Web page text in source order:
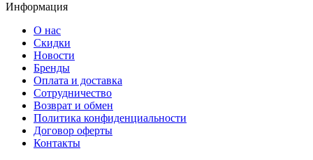
Информация
О нас
Скидки
Новости
Бренды
Оплата и доставка
Сотрудничество
Возврат и обмен
Политика конфиденциальности
Договор оферты
Контакты